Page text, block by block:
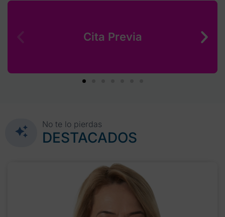
Cita Previa
No te lo pierdas
DESTACADOS